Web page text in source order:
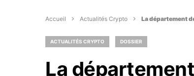
Accueil Actualités Crypto La département
ACTUALITÉS CRYPTO DOSSIER
La